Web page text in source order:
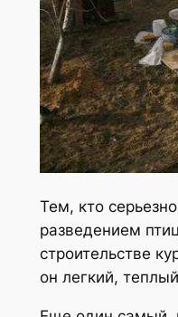
Тем, кто
разведением
строительстве
он легкий, теплый